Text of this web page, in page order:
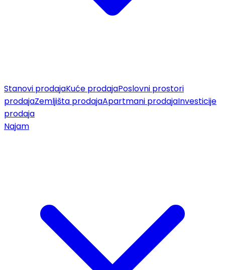
Stanovi prodajaKuće prodajaPoslovni prostori
prodajaZemljišta prodajaApartmani prodajaInvesticije
prodaja
Najam